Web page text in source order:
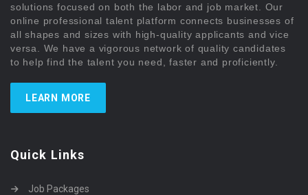
solutions focused on both the labor and job market. Our
online professional talent platform connects businesses of
all shapes and sizes with high-quality applicants and vice
versa. We have a vigorous network of quality candidates
to help find the talent you need, faster and proficiently.
LEARN MORE
Quick Links
Job Packages